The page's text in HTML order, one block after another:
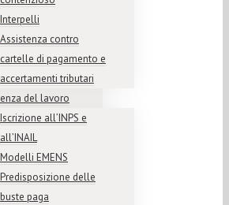
Interpelli
Assistenza contro
cartelle di pagamento e
accertamenti tributari
del lavoro
Iscrizione all’INPS e
all’INAIL
Modelli EMENS
Predisposizione delle
buste paga